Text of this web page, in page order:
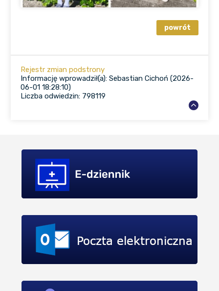
Rejestr zmian podstrony
Informację wprowadził(a): Sebastian Cichoń (2026-
06-01 18:28:10)
Liczba odwiedzin: 798119